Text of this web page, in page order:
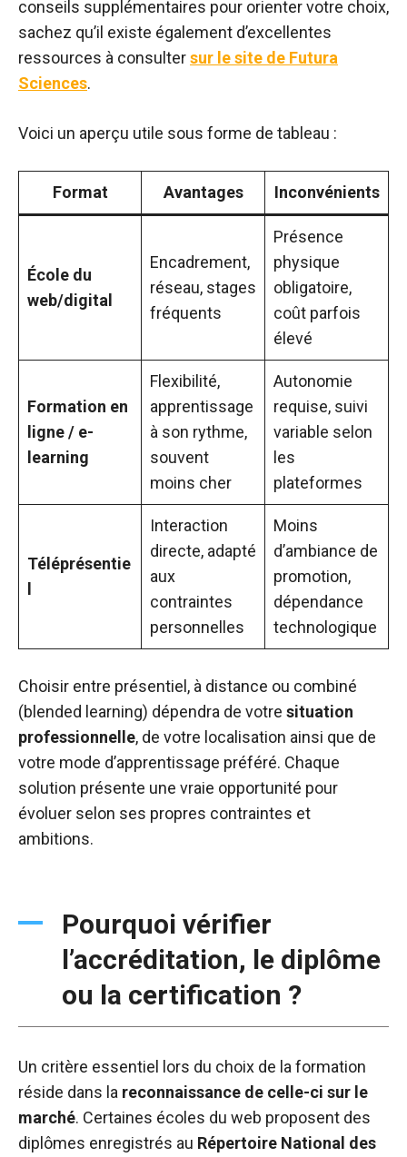
conseils supplémentaires pour orienter votre choix,
sachez qu’il existe également d’excellentes
ressources à consultersur le site de Futura
Sciences.
Voici un aperçu utile sous forme de tableau :
Format Avantages Inconvénients
École du
web/digital
Encadrement,
réseau, stages
fréquents
Présence
physique
obligatoire,
coût parfois
élevé
Formation en
ligne / e-
learning
Flexibilité,
apprentissage
à son rythme,
souvent
moins cher
Autonomie
requise, suivi
variable selon
les
plateformes
Téléprésentie
Interaction
directe, adapté
aux
contraintes
personnelles
Moins
d’ambiance de
promotion,
dépendance
technologique
Choisir entre présentiel, à distance ou combiné
(blended learning) dépendra de votre situation
professionnelle, de votre localisation ainsi que de
votre mode d’apprentissage préféré. Chaque
solution présente une vraie opportunité pour
évoluer selon ses propres contraintes et
ambitions.
Pourquoi vérifier
l’accréditation, le diplôme
ou la certification ?
Un critère essentiel lors du choix de la formation
réside dans la reconnaissance de celle-ci sur le
marché. Certaines écoles du web proposent des
diplômes enregistrés au Répertoire National des